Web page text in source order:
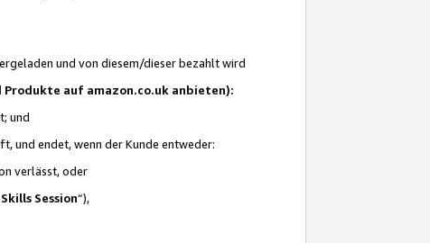
und von diesem/dieser bezahlt wird
auf amazon.co.uk anbieten):
und
und endet, wenn der Kunde entweder:
verlässt, oder
Skills Session“),